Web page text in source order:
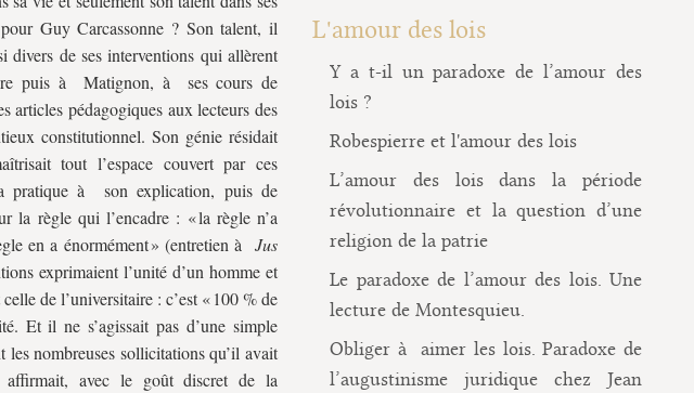
Guy Carcassonne ? Son talent, il
divers de ses interventions qui allèrent
puis à Matignon, à ses cours de
articles pédagogiques aux lecteurs des
constitutionnel. Son génie résidait
tout l’espace couvert par ces
pratique à son explication, puis de
la règle qui l’encadre : « la règle n’a
en a énormément » (entretien à Jus
exprimaient l’unité d’un homme et
de l’universitaire : c’est « 100 % de
Et il ne s’agissait pas d’une simple
nombreuses sollicitations qu’il avait
avec le goût discret de la
L'amour des lois
Y a t-il un paradoxe de l’amour des
lois ?
Robespierre et l'amour des lois
L’amour des lois dans la période
révolutionnaire et la question d’une
religion de la patrie
Le paradoxe de l’amour des lois. Une
lecture de Montesquieu.
Obliger à aimer les lois. Paradoxe de
l’augustinisme juridique chez Jean